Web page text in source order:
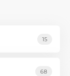
15
68